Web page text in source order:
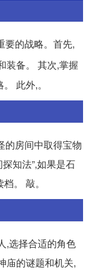
要的战略。首先,
装备。 其次,掌握
此外,。
的房间中取得宝物
知法”,如果是石
。 敲。
,选择合适的角色
庙的谜题和机关,